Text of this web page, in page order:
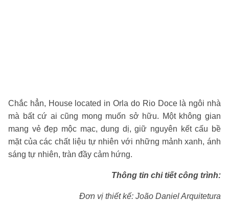
Chắc hẳn, House located in Orla do Rio Doce là ngôi nhà
mà bất cứ ai cũng mong muốn sở hữu. Một không gian
mang vẻ đẹp mộc mạc, dung dị, giữ nguyên kết cấu bề
mặt của các chất liệu tự nhiên với những mảnh xanh, ánh
sáng tự nhiên, tràn đầy cảm hứng.
Thông tin chi tiết công trình:
Đơn vị thiết kế: João Daniel Arquitetura